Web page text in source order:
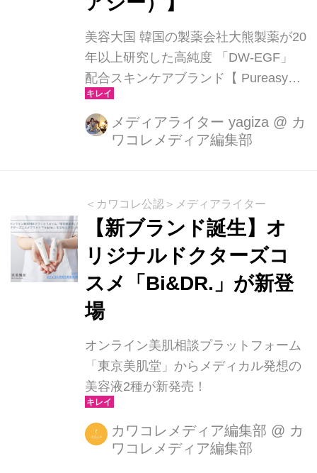
美容大国 韓国の製薬会社大熊製薬が20
年以上研究した高純度 「DW-EGF」
配合スキンケアブランド【 Pureasy
（ピュレアジー）】レーザ一施術後の
敏感になった肌のためのクリニック専
用アフターケアシリーズです。 主な特
成分です。 お肌のコンディションを整
えながら肌バリアケアをサポートする
ことで、お肌の水分を守ります。 *¹整
肌成分 ２．浸透技術（トランスファー
ソーム） 既存のDW-EGF*¹より粒子の
大きさを11％小さくすることにより、
浸透力*²を高めます。 トランスファー
ソームは柔軟な構造により変形...
メディアライター yagiza @ カ
ワコレメディア編集部
＜カワコレ公認＞メディアライター
【新ブランド誕生】オ
リジナルドクターズコ
スメ「Bi&DR.」が新登
場
オンライン美肌相談プラットフォーム
「東京美肌堂」からメディカル発想の
美容液2種が新発売！
カワコレメディア編集部 @ カ
ワコレメディア編集部